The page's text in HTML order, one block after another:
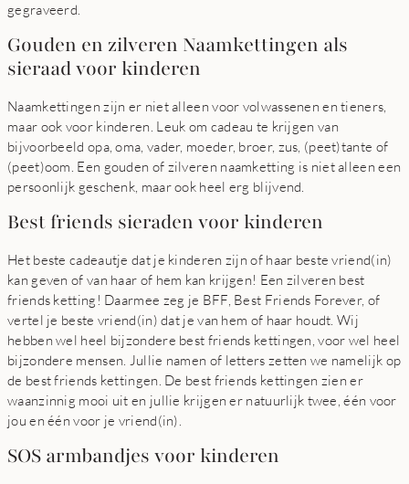
gegraveerd.
Gouden en zilveren Naamkettingen als
sieraad voor kinderen
Naamkettingen zijn er niet alleen voor volwassenen en tieners,
maar ook voor kinderen. Leuk om cadeau te krijgen van
bijvoorbeeld opa, oma, vader, moeder, broer, zus, (peet)tante of
(peet)oom. Een gouden of zilveren naamketting is niet alleen een
persoonlijk geschenk, maar ook heel erg blijvend.
Best friends sieraden voor kinderen
Het beste cadeautje dat je kinderen zijn of haar beste vriend(in)
kan geven of van haar of hem kan krijgen! Een zilveren best
friends ketting! Daarmee zeg je BFF, Best Friends Forever, of
vertel je beste vriend(in) dat je van hem of haar houdt. Wij
hebben wel heel bijzondere best friends kettingen, voor wel heel
bijzondere mensen. Jullie namen of letters zetten we namelijk op
de best friends kettingen. De best friends kettingen zien er
waanzinnig mooi uit en jullie krijgen er natuurlijk twee, één voor
jou en één voor je vriend(in).
SOS armbandjes voor kinderen